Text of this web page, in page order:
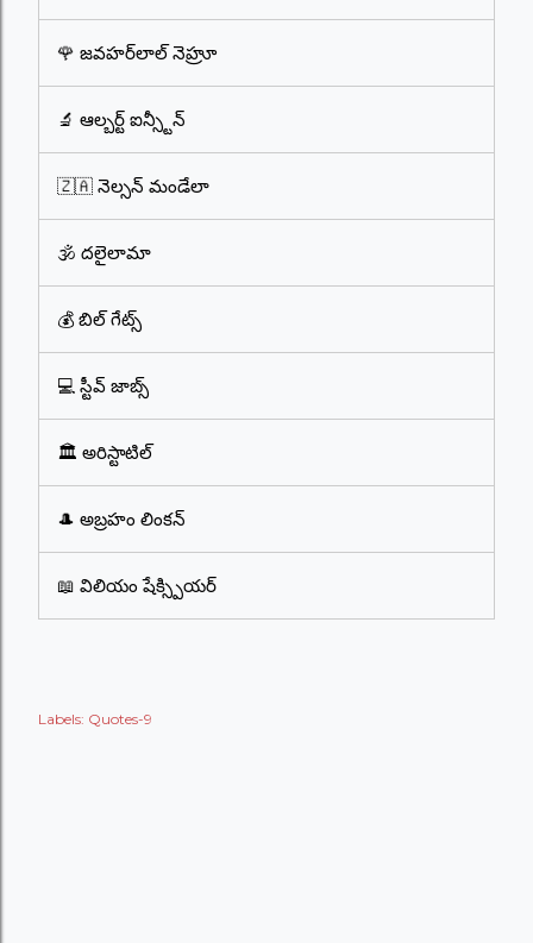
🌹 జవహర్‌లాల్ నెహ్రూ
🔬 ఆల్బర్ట్ ఐన్స్టీన్
🇿🇦 నెల్సన్ మండేలా
🕉️ దలైలామా
💰 బిల్ గేట్స్
💻 స్టీవ్ జాబ్స్
🏛️ అరిస్టాటిల్
🎩 అబ్రహం లింకన్
📖 విలియం షేక్స్పియర్
Labels: Quotes-9